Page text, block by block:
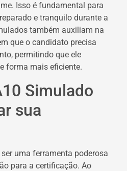
Isso é fundamental para
e tranquilo durante a
também auxiliam na
que o candidato precisa
permitindo que ele
forma mais eficiente.
Simulado
sua
uma ferramenta poderosa
para a certificação. Ao